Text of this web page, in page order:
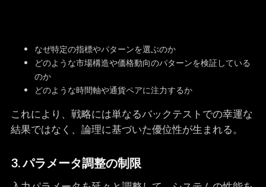
なぜ特定の指標やパターンを選ぶのか
どのような市場構造や価格動向のパターンを検証している
のか
どのような時間軸や通貨ペアに注力するか
これにより、戦略には単なるバックテストでの幸運な
結果ではなく、論理に基づいた優位性が生まれる。
3. パラメータ調整の制限